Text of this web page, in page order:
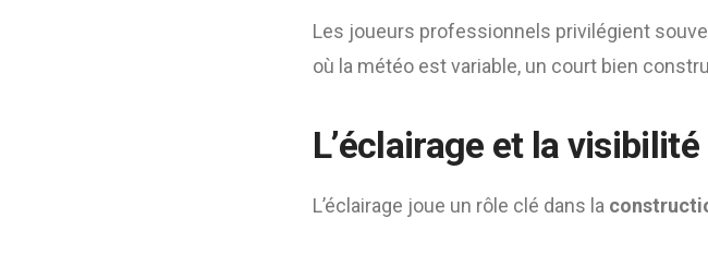
Les joueurs professionnels privilégient
où la météo est variable, un court bien
L’éclairage et la visibilité
L’éclairage joue un rôle clé dans la